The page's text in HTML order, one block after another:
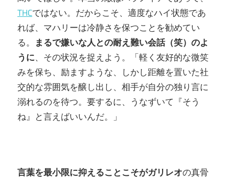
THCではない。だからこそ、適度なハイ状態であ
れば、マハリーは冷静さを保つことを勧めてい
る。 まるで嫌いな人との耐え難い会話（笑）のよ
うに、その状況を捉えよう。「軽く友好的な微笑
みを保ち、励ますような、しかし距離を置いた社
交的な雰囲気を醸し出し、相手が自分の独り言に
溺れるのを待つ。要するに、うなずいて『そう
ね』と言えばいいんだ。」
言葉を最小限に抑えることこそがガリレオの真骨